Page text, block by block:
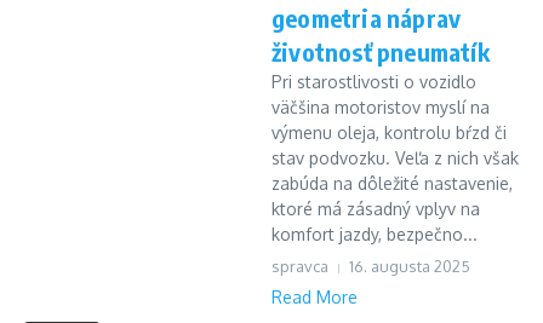
geometria náprav
životnosť pneumatík
Pri starostlivosti o vozidlo
väčšina motoristov myslí na
výmenu oleja, kontrolu bŕzd či
stav podvozku. Veľa z nich však
zabúda na dôležité nastavenie,
ktoré má zásadný vplyv na
komfort jazdy, bezpečno...
spravca 16. augusta 2025
Read More